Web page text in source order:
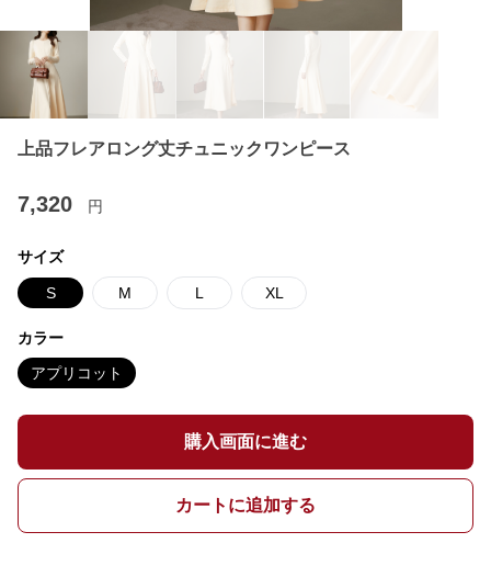
上品フレアロング丈チュニックワンピース
7,320 円
サイズ
S M L XL
カラー
アプリコット
購入画面に進む
カートに追加する